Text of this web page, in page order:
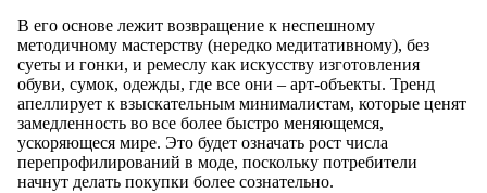
В его основе лежит возвращение к неспешному
методичному мастерству (нередко медитативному), без
суеты и гонки, и ремеслу как искусству изготовления
обуви, сумок, одежды, где все они – арт-объекты. Тренд
апеллирует к взыскательным минималистам, которые ценят
замедленность во все более быстро меняющемся,
ускоряющеся мире. Это будет означать рост числа
перепрофилирований в моде, поскольку потребители
начнут делать покупки более сознательно.